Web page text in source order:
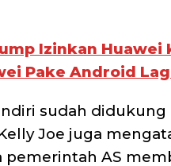
Izinkan Huawei
Pake Android
sudah
Joe juga
pemerintah AS